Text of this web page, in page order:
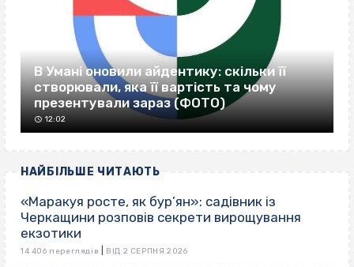
В Умані оновили айдентику: скільки її
створювали, яка її вартість та чому
презентували зараз (ФОТО)
12:02
НАЙБІЛЬШЕ ЧИТАЮТЬ
«Маракуя росте, як бур’ян»: садівник із
Черкащини розповів секрети вирощування
екзотики
14 406 переглядів ВІД 2 СЕРПНЯ 2026